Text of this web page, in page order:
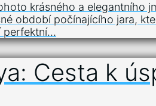
krásného a elegantního
období počínajícího jara,
perfektní…
Cesta k